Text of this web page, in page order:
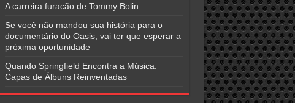
A carreira furacão de Tommy Bolin
Se você não mandou sua história para o
documentário do Oasis, vai ter que esperar a
próxima oportunidade
Quando Springfield Encontra a Música:
Capas de Álbuns Reinventadas